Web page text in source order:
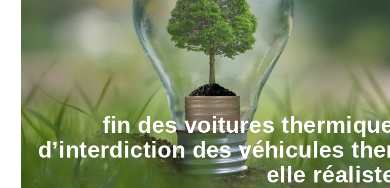
fin des voitures
d’interdiction des véhicules
elle